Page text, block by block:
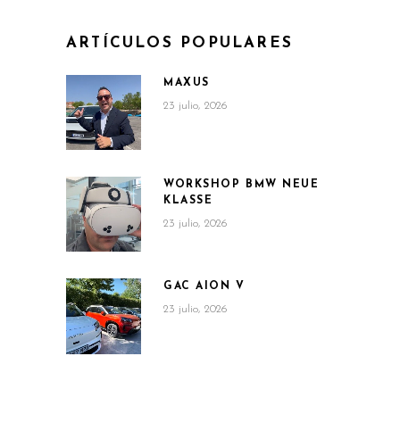
ARTÍCULOS POPULARES
MAXUS
23 julio, 2026
WORKSHOP BMW NEUE
KLASSE
23 julio, 2026
GAC AION V
23 julio, 2026